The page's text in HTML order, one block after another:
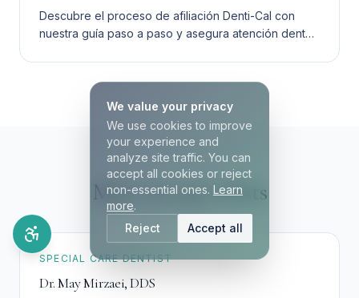
Descubre el proceso de afiliación Denti-Cal con
nuestra guía paso a paso y asegura atención dental
Meet our specialists
SPECIAL CARE DENTIST
Dr. May Mirzaei,DDS
We value your privacy
We use cookies to improve
your experience and
analyze site traffic. You can
accept all cookies or reject
non-essential ones. Learn
more.
Reject
Accept all